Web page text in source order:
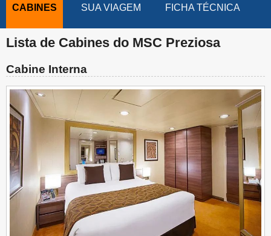
CABINES SUA VIAGEM FICHA TÉCNICA
Lista de Cabines do MSC Preziosa
Cabine Interna